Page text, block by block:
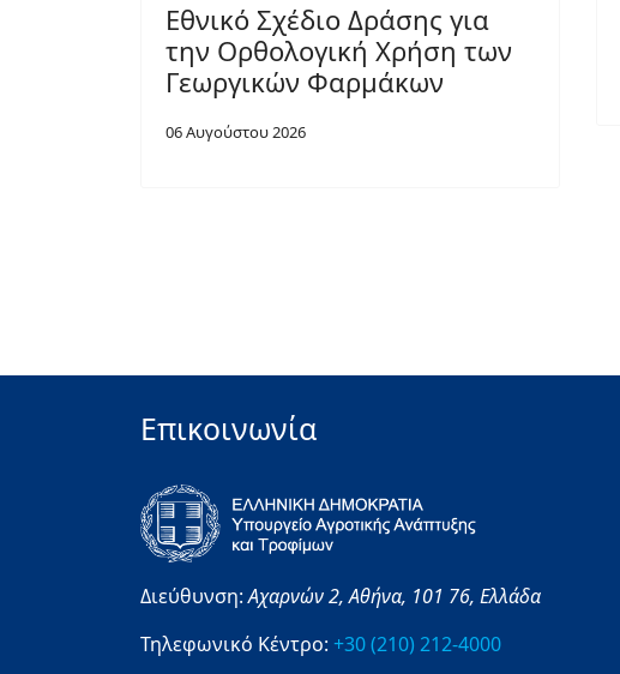
Εθνικό Σχέδιο Δράσης για
την Ορθολογική Χρήση των
Γεωργικών Φαρμάκων
06 Αυγούστου 2026
Επικοινωνία
Διεύθυνση:Αχαρνών 2,Αθήνα, 101 76, Ελλάδα
Τηλεφωνικό Κέντρο: +30 (210) 212-4000